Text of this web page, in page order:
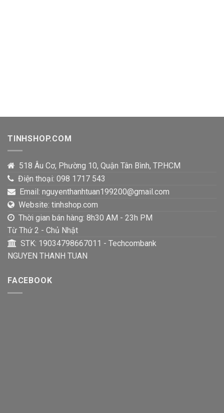
TINHSHOP.COM
518 Âu Cơ, Phường 10, Quận Tân Bình, TP.HCM
Điện thoại: 098 1717 543
Email: nguyenthanhtuan199200@gmail.com
Website: tinhshop.com
Thời gian bán hàng: 8h30 AM - 23h PM
Từ Thứ 2 - Chủ Nhật
STK: 19034798667011 - Techcombank
NGUYEN THANH TUAN
FACEBOOK